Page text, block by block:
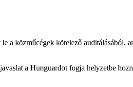
közműcégek kötelező auditálásából,
a Hunguardot fogja helyzetbe